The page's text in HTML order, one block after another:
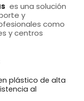
es una solución
y
como
y centros
plástico de alta
al